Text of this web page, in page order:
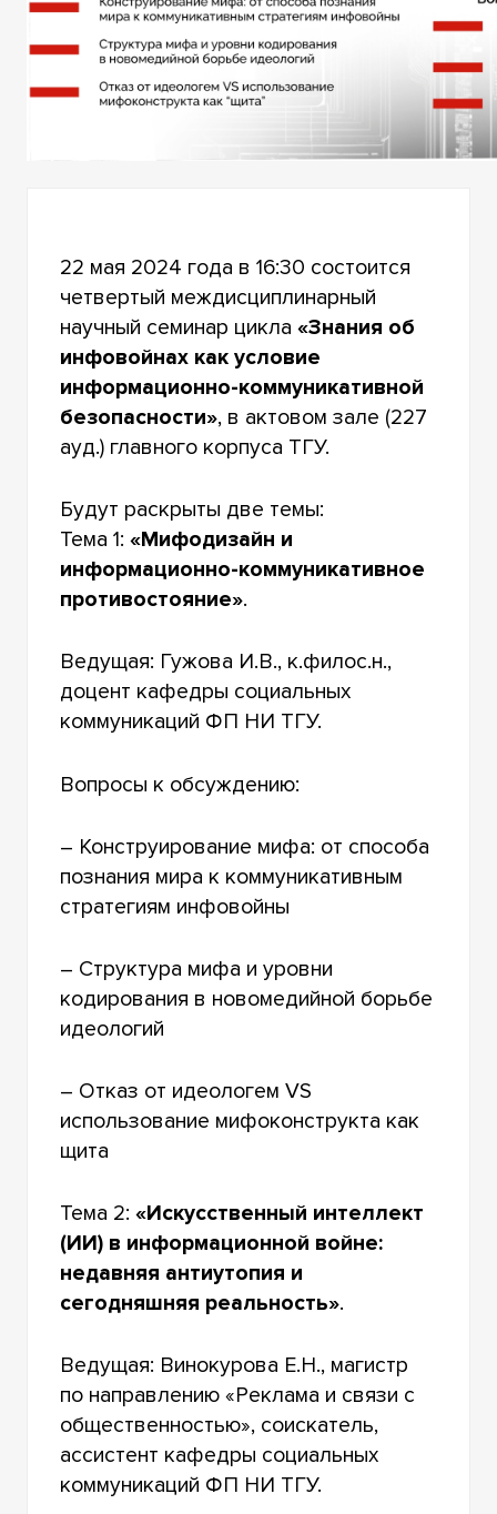
22 мая 2024 года в 16:30 состоится
четвертый междисциплинарный
научный семинар цикла«Знания об
инфовойнах как условие
информационно-коммуникативной
безопасности», в актовом зале (227
ауд.) главного корпуса ТГУ.
Будут раскрыты две темы:
Тема 1:«Мифодизайн и
информационно-коммуникативное
противостояние».
Ведущая: Гужова И.В., к.филос.н.,
доцент кафедры социальных
коммуникаций ФП НИ ТГУ.
Вопросы к обсуждению:
– Конструирование мифа: от способа
познания мира к коммуникативным
стратегиям инфовойны
– Структура мифа и уровни
кодирования в новомедийной борьбе
идеологий
– Отказ от идеологем VS
использование мифоконструкта как
щита
Тема 2:«Искусственный интеллект
(ИИ) в информационной войне:
недавняя антиутопия и
сегодняшняя реальность».
Ведущая: Винокурова Е.Н., магистр
по направлению «Реклама и связи с
общественностью», соискатель,
ассистент кафедры социальных
коммуникаций ФП НИ ТГУ.